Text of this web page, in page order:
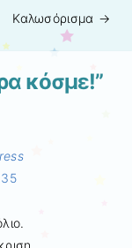
Καλωσόρισμα →
κόσμε!”